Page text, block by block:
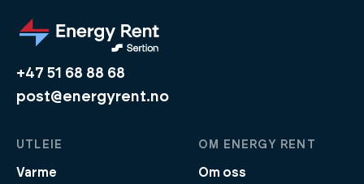
+47 51 68 88 68
post@energyrent.no
UTLEIE
Varme
OM ENERGY RENT
Om oss